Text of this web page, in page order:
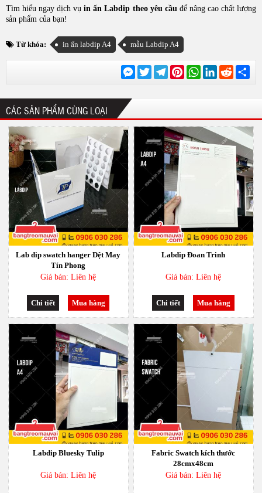
Tìm hiểu ngay dịch vụin ấn Labdip theo yêu cầu để nâng cao chất lượng
sản phẩm của bạn!
Từ khóa: in ấn labdip A4 mẫu Labdip A4
MessengerTwitterTelegramPinterestWhatsAppLinkedIn
Reddit
CÁC SẢN PHẨM CÙNG LOẠI
Lab dip swatch hanger Dệt May
Tín Phong
Giá bán: Liên hệ
Chi tiết Mua hàng
Labdip Đoan Trinh
Giá bán: Liên hệ
Chi tiết Mua hàng
Labdip Bluesky Tulip
Giá bán: Liên hệ
Fabric Swatch kích thước
28cmx48cm
Giá bán: Liên hệ